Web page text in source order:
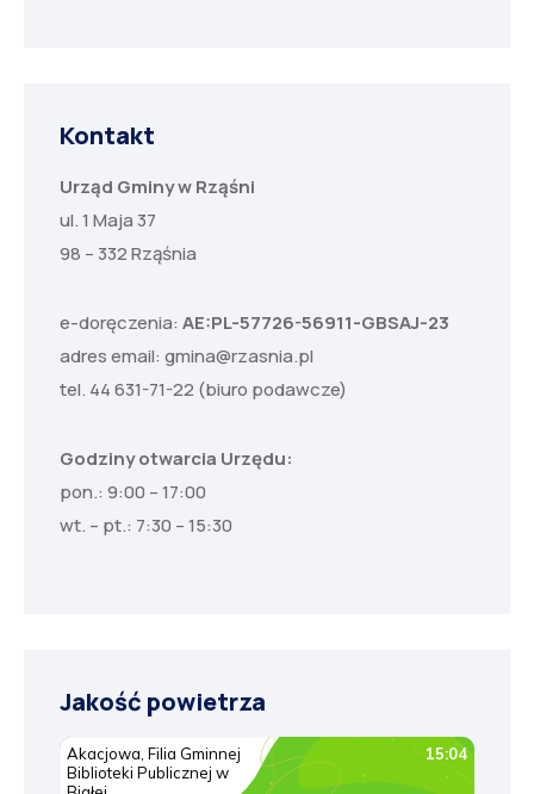
Kontakt
Urząd Gminy w Rząśni
ul. 1 Maja 37
98 – 332 Rząśnia
e-doręczenia: AE:PL-57726-56911-GBSAJ-23
adres email: gmina@rzasnia.pl
tel. 44 631-71-22 (biuro podawcze)
Godziny otwarcia Urzędu:
pon.: 9:00 – 17:00
wt. – pt.: 7:30 – 15:30
Jakość powietrza